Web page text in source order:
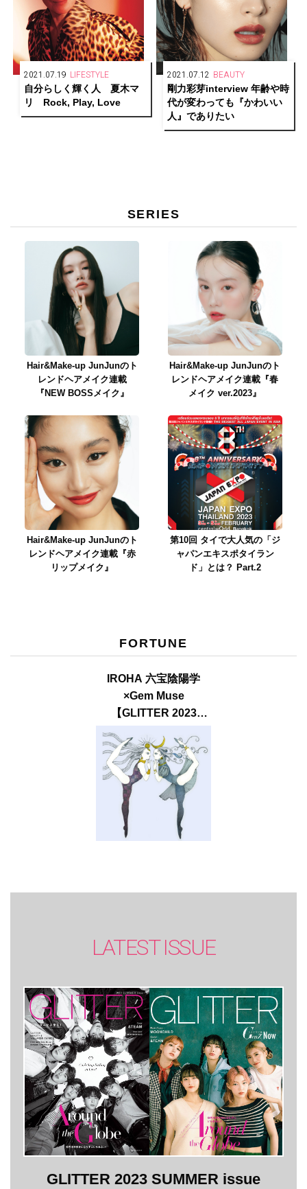
2021.07.19 LIFESTYLE
自分らしく輝く人 夏木マ
リ Rock, Play, Love
2021.07.12 BEAUTY
剛力彩芽interview 年齢や時
代が変わっても『かわいい
人』でありたい
SERIES
Hair&Make-up JunJunのト
レンドヘアメイク連載
『NEW BOSSメイク』
Hair&Make-up JunJunのト
レンドヘアメイク連載『春
メイク ver.2023』
Hair&Make-up JunJunのト
レンドヘアメイク連載『赤
リップメイク』
第10回 タイで大人気の「ジ
ャパンエキスポタイラン
ド」とは？ Part.2
FORTUNE
IROHA 六宝陰陽学
×Gem Muse
【GLITTER 2023
SUMMER issue】
LATEST ISSUE
GLITTER 2023 SUMMER issue